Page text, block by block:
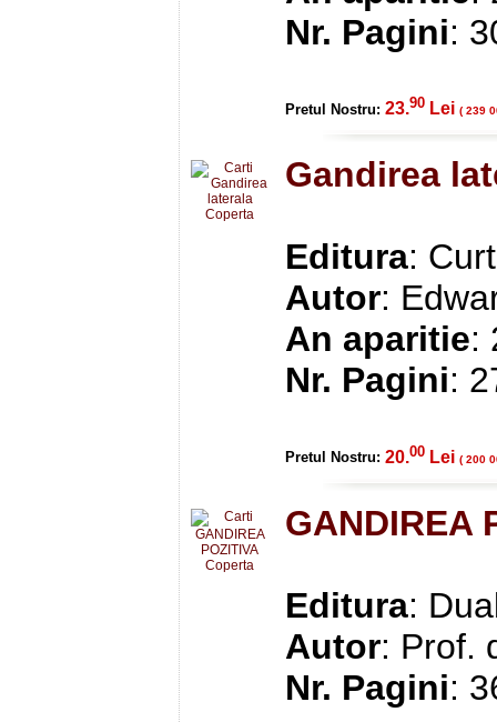
Nr. Pagini:
Pretul Nostru: 23.90 Lei ( 239
Gandirea
Editura:
Autor:
An aparitie:
Nr. Pagini:
Pretul Nostru: 20.00 Lei ( 200
GANDIREA
Editura:
Autor: Prof.
Nr. Pagini: